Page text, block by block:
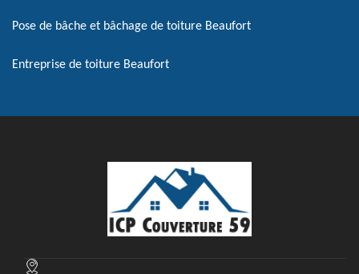
Pose de bâche et bâchage de toiture Beaufort
Entreprise de toiture Beaufort